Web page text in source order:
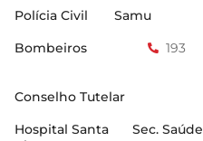
Polícia Civil
Samu
Bombeiros
193
Conselho Tutelar
Hospital Santa
Sec. Saúde